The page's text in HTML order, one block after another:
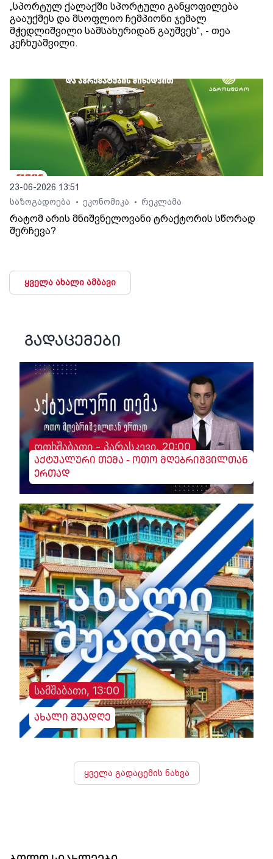
„სპორტულ ქალაქში სპორტული განყოფილება
გააუქმეს და მსოფლიო ჩემპიონი ჯემალ
მჭედლიშვილი სამსახურიდან გაუშვეს“, - თეა
კეჩხუაშვილი.
23-06-2026 13:51
საზოგადოება
• ეკონომიკა • რეკლამა
რატომ არის მნიშვნელოვანი ტრაქტორის სწორად
შერჩევა?
ყველა ახალი ამბავი
გადაცემები
ოთხშაბათი - პარასკევი, 20:00
აქტუალური თემა - ოთო მღებრიშვილთან
ერთად
სამშაბათი, 13:00
ახალი შუადღე
ყველა გადაცემის ნახვა